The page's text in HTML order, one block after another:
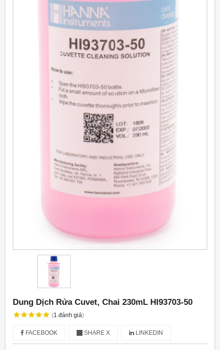
Dung Dịch Rửa Cuvet, Chai 230mL HI93703-50
(1 đánh giá)
FACEBOOK SHARE X LINKEDIN